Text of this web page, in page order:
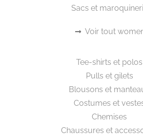
Sacs et
Voir tout
Tee-shirts et polos
Pulls et gilets
Blousons et
Costumes et
Chemises
Chaussures et